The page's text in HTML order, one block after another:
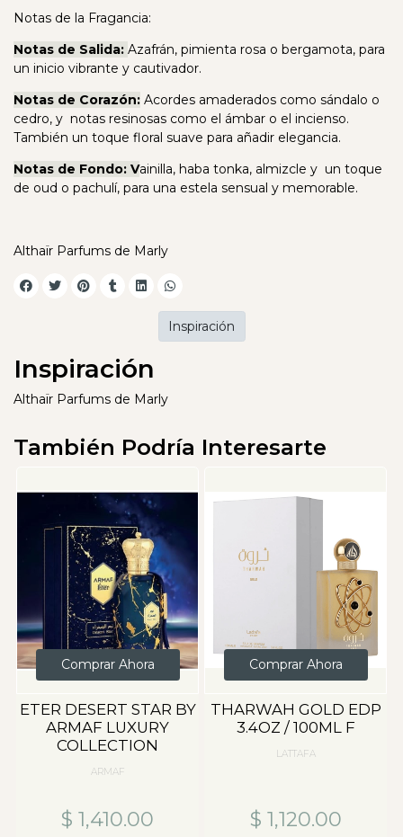
Notas de la Fragancia:
Notas de Salida: Azafrán, pimienta rosa o bergamota, para
un inicio vibrante y cautivador.
Notas de Corazón: Acordes amaderados como sándalo o
cedro, y notas resinosas como el ámbar o el incienso.
También un toque floral suave para añadir elegancia.
Notas de Fondo: Vainilla, haba tonka, almizcle y un toque
de oud o pachulí, para una estela sensual y memorable.
Althaïr Parfums de Marly
Inspiración
Althaïr Parfums de Marly
Inspiración
También Podría Interesarte
Comprar Ahora
ETER DESERT STAR BY
ARMAF LUXURY
COLLECTION
ARMAF
$ 1,410.00
Comprar Ahora
THARWAH GOLD EDP
3.4OZ / 100ML F
LATTAFA
$ 1,120.00